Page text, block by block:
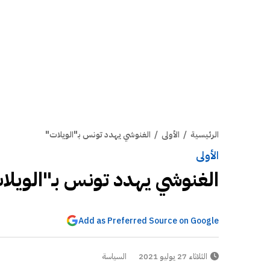
الرئيسية / الأولى / الغنوشي يهدد تونس بـ"الويلات"
الأولى
الغنوشي يهدد تونس
Add as Preferred Source on Google
الثلاثاء 27 يوليو 2021 السياسة